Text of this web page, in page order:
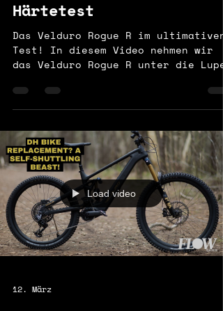
Härtetest
Das Velduro Rogue R im ultimativen
Test! In diesem Video nehmen wir
das Velduro Rogue R unter die
Papier bis hin zum realen
Fahrgefühl auf dem Trail. Ist das
es in Sachen Performance und
Technik wirklich ab? Wir schauen
uns die Details an: Wie schlägt
sich das Fahrwerk? Was taugt die
Elektronik? Und für wen ist dieses
Bike am Ende wirklich gebaut? 0:00
Intro & Erster Eindruck 2:05
Flightcheck 8:20 Er
Load video
12. März